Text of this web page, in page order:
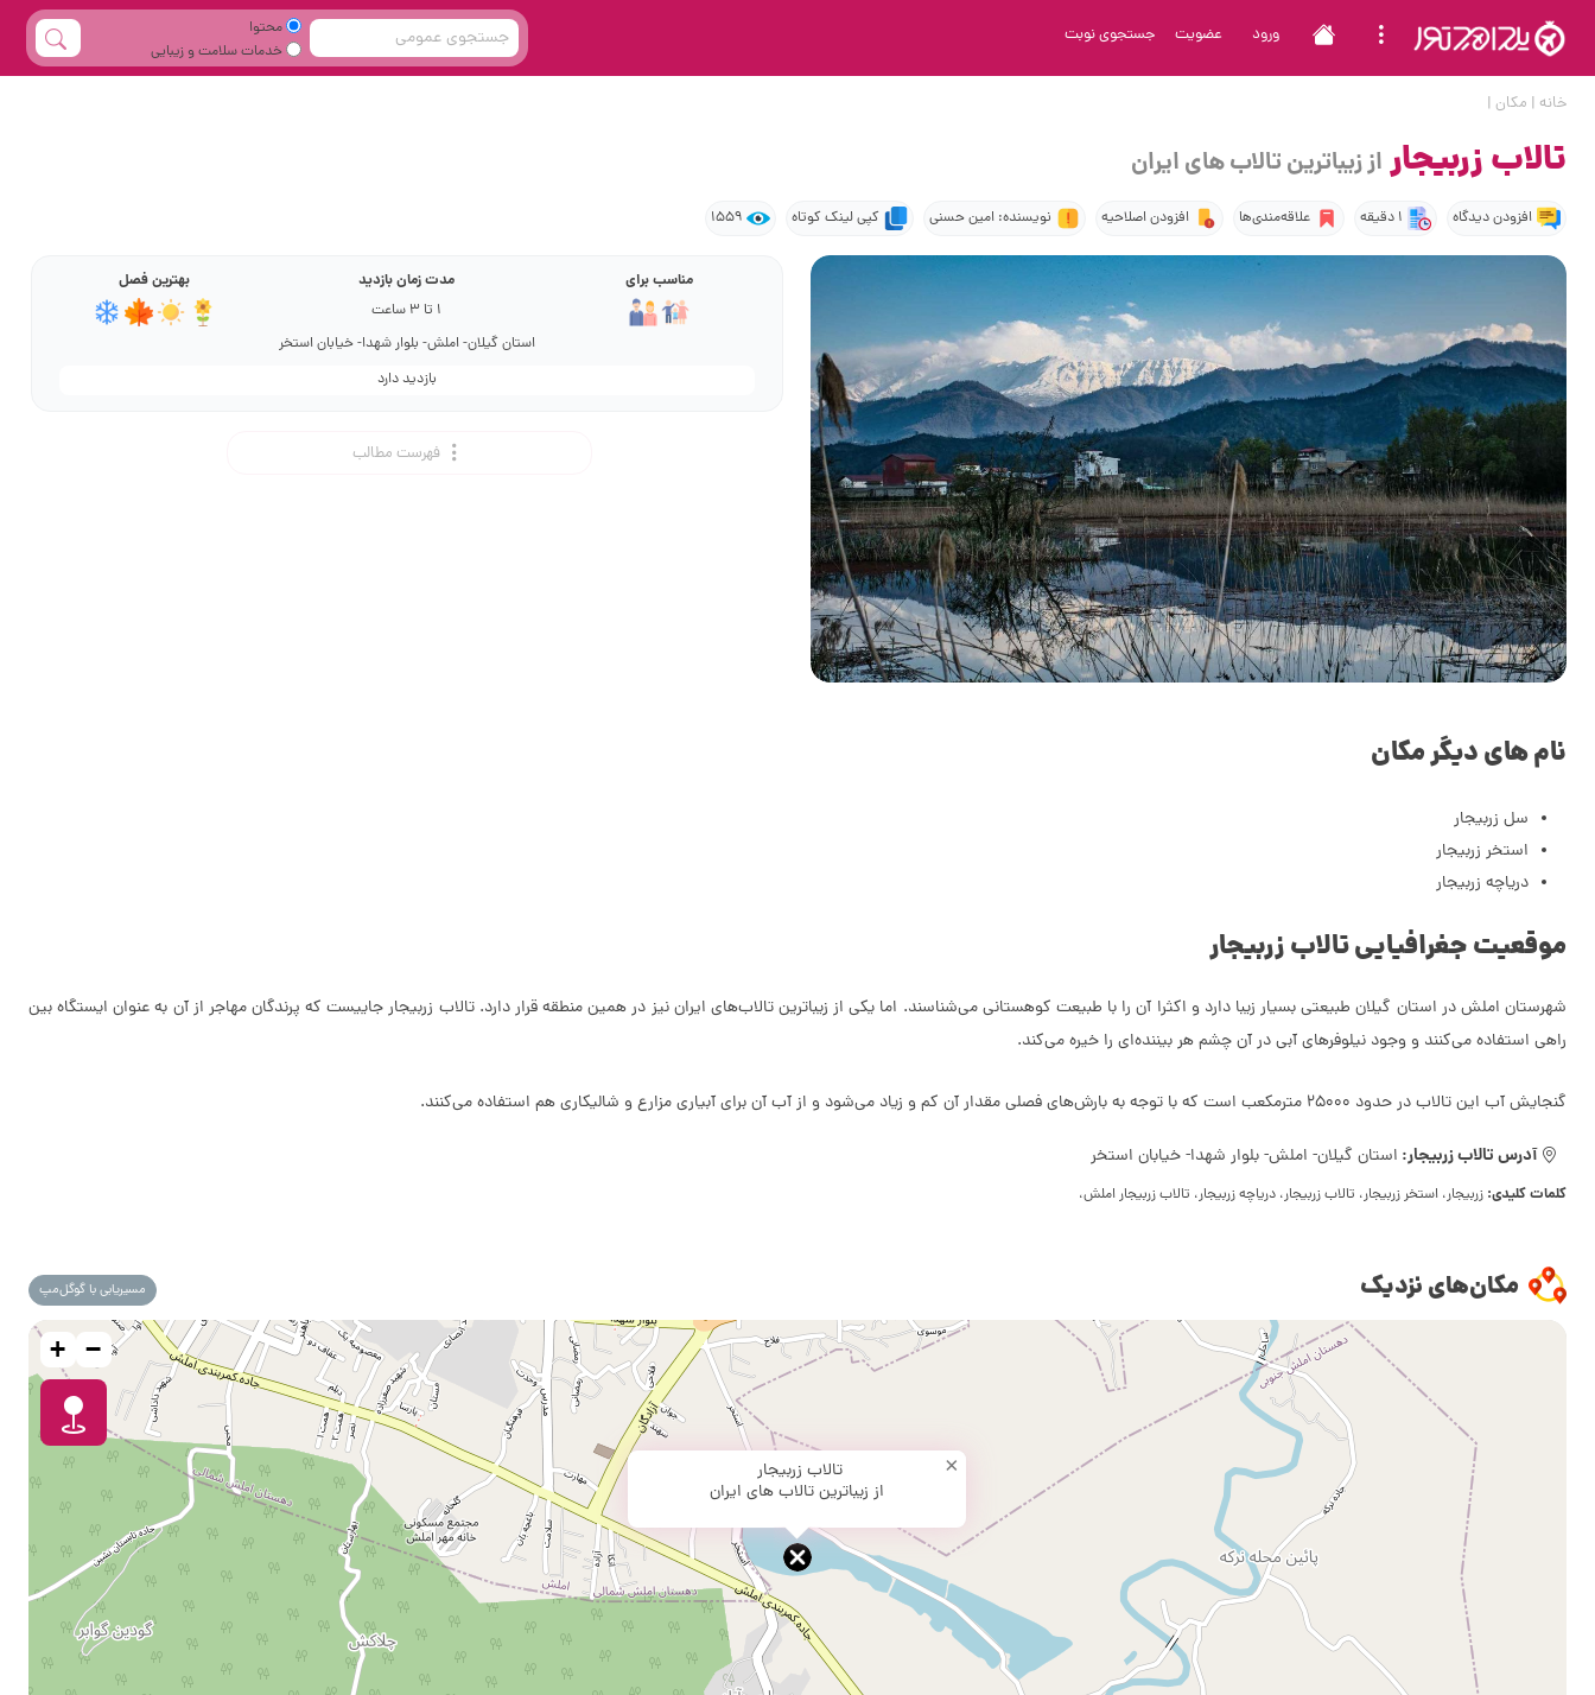
ورود عضویت جستجوی نوبت
محتوا
خدمات سلامت و زیبایی
خانه | مکان |
تالاب زربیجار از زیباترین تالاب های ایران
افزودن دیدگاه 1 دقیقه علاقه‌مندی‌ها افزودن اصلاحیه نویسنده: امین حسنی کپی لینک کوتاه 1559
مناسب برای مدت زمان بازدید
1 تا ۳ ساعت
بهترین فصل
استان گیلان- املش- بلوار شهدا- خیابان استخر
بازدید دارد
فهرست مطالب
نام های دیگر مکان
سل زربیجار
استخر زربیجار
دریاچه زربیجار
موقعیت جغرافیایی تالاب زربیجار
شهرستان املش در استان گیلان طبیعتی بسیار زیبا دارد و اکثرا آن را با طبیعت کوهستانی می‌شناسند. اما یکی از زیباترین تالاب‌های ایران نیز در همین منطقه قرار دارد. تالاب زربیجار جاییست که پرندگان مهاجر از آن به عنوان ایستگاه بین
راهی استفاده می‌کنند و وجود نیلوفرهای آبی در آن چشم هر بیننده‌ای را خیره می‌کند.
گنجایش آب این تالاب در حدود 25000 مترمکعب است که با توجه به بارش‌های فصلی مقدار آن کم و زیاد می‌شود و از آب آن برای آبیاری مزارع و شالیکاری هم استفاده می‌کنند.
آدرس تالاب زربیجار: استان گیلان- املش- بلوار شهدا- خیابان استخر
کلمات کلیدی: زربیجار، استخر زربیجار، تالاب زربیجار، دریاچه زربیجار، تالاب زربیجار املش،
مکان‌های نزدیک مسیریابی با گوگل‌مپ
تالاب زربیجار
از زیباترین تالاب های ایران
×
+ −